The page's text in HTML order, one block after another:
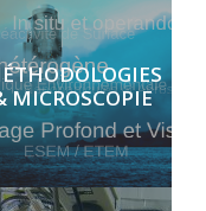
MICROSCOPIE